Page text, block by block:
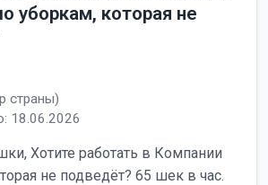
уборкам, которая не
страны)
18.06.2026
Хотите работать в Компании
не подведёт? 65 шек в час.